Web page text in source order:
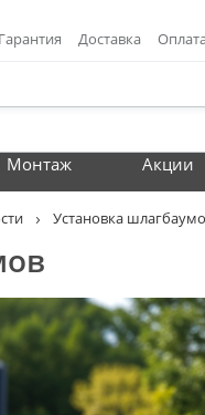
Гарантия Доставка
Монтаж Акции
Установка